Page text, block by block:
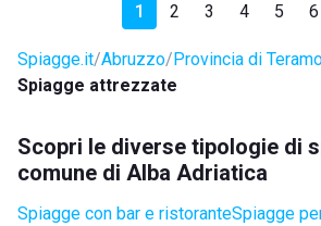
1 2 3 4 5 6
Spiagge.it Abruzzo Provincia di
Spiagge attrezzate
Scopri le diverse tipologie di
comune di Alba Adriatica
Spiagge con bar e ristoranteSpiagge